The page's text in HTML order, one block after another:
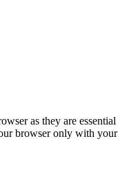
as they are essential
browser only with your